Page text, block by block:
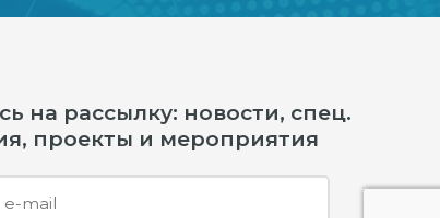
на рассылку: новости, спец.
проекты и мероприятия